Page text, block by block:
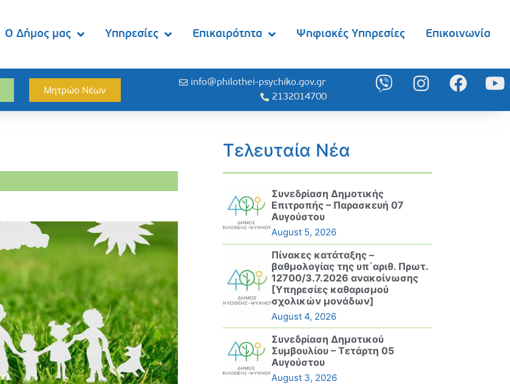
Ο Δήμος μας Υπηρεσίες Επικαιρότητα Ψηφιακές Υπηρεσίες Επικοινωνία
Μητρώο Νέων
info@philothei-psychiko.gov.gr
2132014700
Τελευταία Νέα
Συνεδρίαση Δημοτικής
Επιτροπής – Παρασκευή 07
Αυγούστου
August 5, 2026
Πίνακες κατάταξης –
βαθμολογίας της υπ΄αριθ. Πρωτ.
12700/3.7.2026 ανακοίνωσης
[Υπηρεσίες καθαρισμού
σχολικών μονάδων]
August 4, 2026
Συνεδρίαση Δημοτικού
Συμβουλίου – Τετάρτη 05
Αυγούστου
August 3, 2026